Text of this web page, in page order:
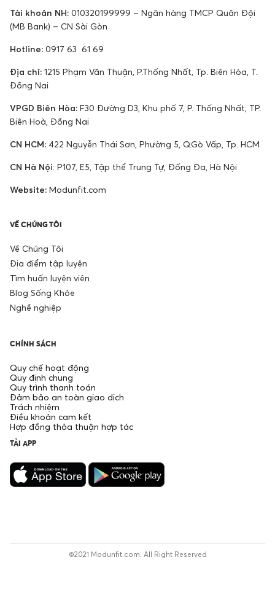
Tài khoản NH: 010320199999 – Ngân hàng TMCP Quân Đội
(MB Bank) – CN Sài Gòn
Hotline: 0917 63 61 69
Địa chỉ: 1215 Phạm Văn Thuận, P.Thống Nhất, Tp. Biên Hòa, T.
Đồng Nai
VPGD Biên Hòa: F30 Đường D3, Khu phố 7, P. Thống Nhất, TP.
Biên Hoà, Đồng Nai
CN HCM: 422 Nguyễn Thái Sơn, Phường 5, Q.Gò Vấp, Tp. HCM
CN Hà Nội: P107, E5, Tập thể Trung Tự, Đống Đa, Hà Nội
Website: Modunfit.com
VỀ CHÚNG TÔI
Về Chúng Tôi
Địa điểm tập luyện
Tìm huấn luyện viên
Blog Sống Khỏe
Nghề nghiệp
CHÍNH SÁCH
Quy chế hoạt động
Quy định chung
Quy trình thanh toán
Đảm bảo an toàn giao dịch
Trách nhiệm
Điều khoản cam kết
Hợp đồng thỏa thuận hợp tác
TẢI APP
©2021 Modunfit.com. All Right Reserved